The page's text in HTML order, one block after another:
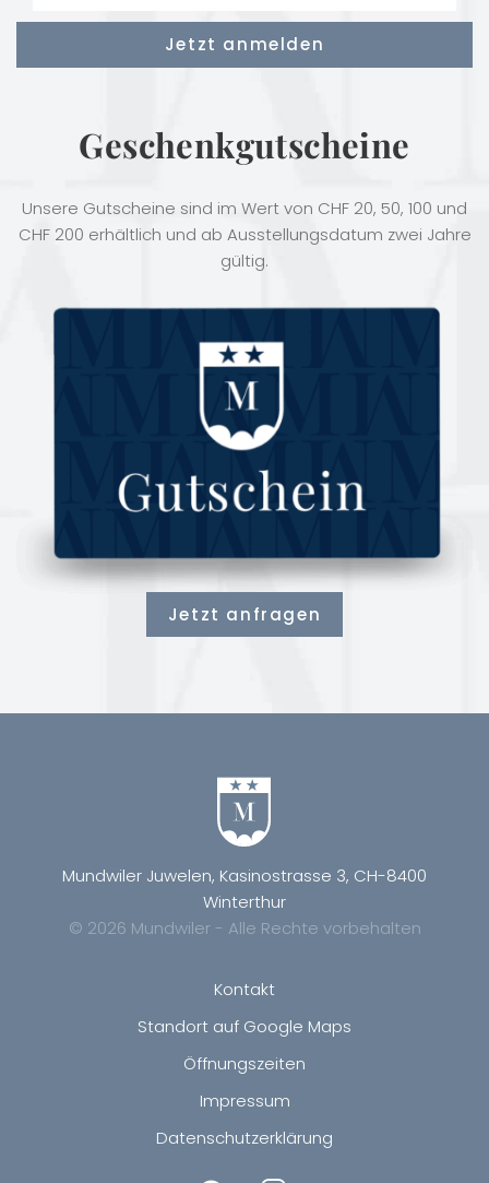
Geschenkgutscheine
Unsere Gutscheine sind im Wert von CHF 20, 50, 100 und
CHF 200 erhältlich und ab Ausstellungsdatum zwei Jahre
gültig.
Jetzt anfragen
Mundwiler Juwelen, Kasinostrasse 3, CH-8400
Winterthur
© 2026 Mundwiler - Alle Rechte vorbehalten
Kontakt
Standort auf Google Maps
Öffnungszeiten
Impressum
Datenschutzerklärung